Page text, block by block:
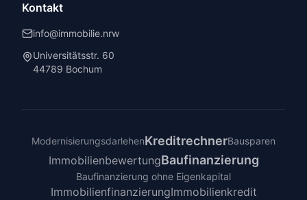
Kontakt
info@immobilie.nrw
Universitätsstr. 60
44789 Bochum
ModernisierungsdarlehenKreditrechnerBausparen
ImmobilienbewertungBaufinanzierung
Baufinanzierung ohne Eigenkapital
ImmobilienfinanzierungImmobilienkredit